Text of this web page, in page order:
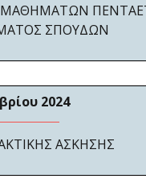
ΜΑΘΗΜΑΤΩΝ
ΣΠΟΥΔΩΝ
2024
ΑΣΚΗΣΗΣ